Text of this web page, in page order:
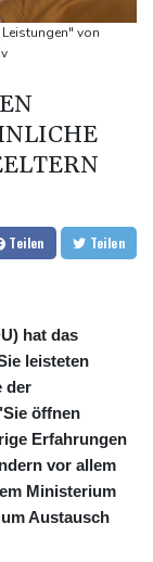
Tag im Amt des
"eine
von
L
Teilen Teilen
hat das
leisteten
der
öffnen
Erfahrungen
vor allem
Ministerium
Austausch